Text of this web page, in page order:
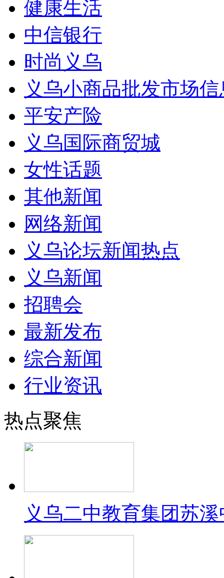
健康生活
中信银行
时尚义乌
义乌小商品批发市场
平安产险
义乌国际商贸城
女性话题
其他新闻
网络新闻
义乌论坛新闻热点
义乌新闻
招聘会
最新发布
综合新闻
行业资讯
热点聚焦
义乌二中教育集团苏